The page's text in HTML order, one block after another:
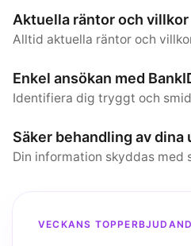
Aktuella räntor och villkor
Alltid aktuella räntor och
Enkel ansökan med
Identifiera dig tryggt och
Säker behandling av
Din information skyddas med
VECKANS